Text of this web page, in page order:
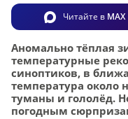
Читайте в MAX
Аномально тёплая
температурные
синоптиков, в
температура около
туманы и гололёд.
погодным